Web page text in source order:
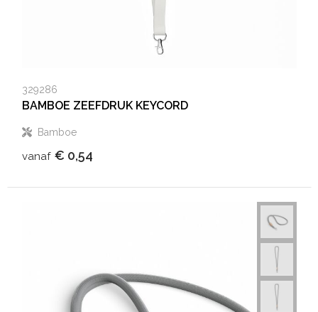
329286
BAMBOE ZEEFDRUK KEYCORD
Bamboe
vanaf € 0,54